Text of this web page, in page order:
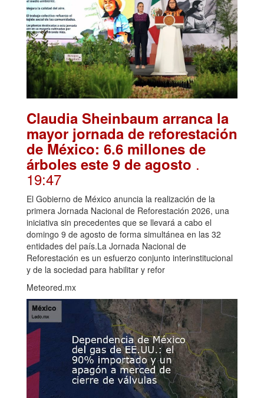
Claudia Sheinbaum arranca la
mayor jornada de reforestación
de México: 6.6 millones de
árboles este 9 de agosto .
19:47
El Gobierno de México anuncia la realización de la
primera Jornada Nacional de Reforestación 2026, una
iniciativa sin precedentes que se llevará a cabo el
domingo 9 de agosto de forma simultánea en las 32
entidades del país.La Jornada Nacional de
Reforestación es un esfuerzo conjunto interinstitucional
y de la sociedad para habilitar y refor
Meteored.mx